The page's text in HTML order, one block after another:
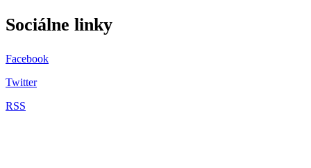
Sociálne linky
Facebook
Twitter
RSS